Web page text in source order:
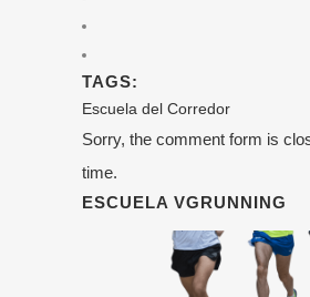
TAGS:
Escuela del Corredor
Sorry, the comment form is
time.
ESCUELA VGRUNNING